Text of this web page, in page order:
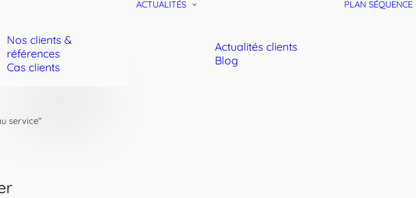
Nos clients &
références
Cas clients
ACTUALITÉS
Actualités clients
Blog
PLAN SÉQUENCE
service"